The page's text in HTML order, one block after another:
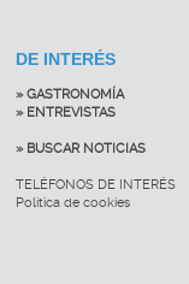
DE INTERÉS
» GASTRONOMÍA
» ENTREVISTAS
» BUSCAR NOTICIAS
TELÉFONOS DE INTERÉS
Política de cookies